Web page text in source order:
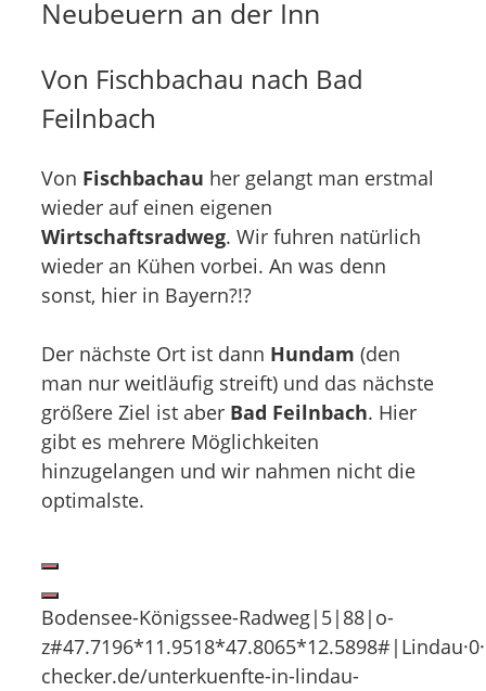
Neubeuern an der Inn
Von Fischbachau nach Bad
Feilnbach
Von Fischbachau her gelangt man erstmal
wieder auf einen eigenen
Wirtschaftsradweg. Wir fuhren natürlich
wieder an Kühen vorbei. An was denn
sonst, hier in Bayern?!?
Der nächste Ort ist dann Hundam (den
man nur weitläufig streift) und das nächste
größere Ziel ist aber Bad Feilnbach. Hier
gibt es mehrere Möglichkeiten
hinzugelangen und wir nahmen nicht die
optimalste.
Bodensee-Königssee-Radweg|5|88|o-
checker.de/unterkuenfte-in-lindau-